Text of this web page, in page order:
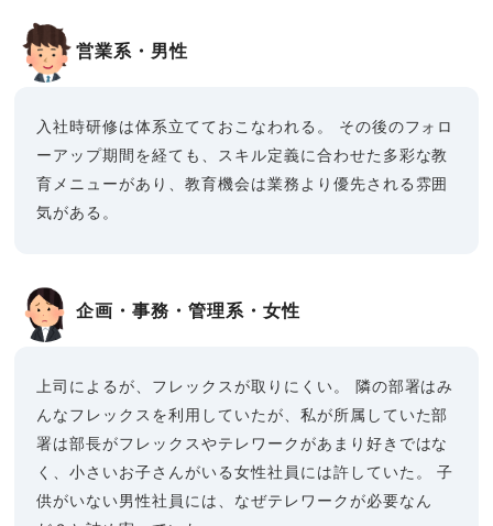
営業系・男性
入社時研修は体系立てておこなわれる。
その後のフォロ
ーアップ期間を経ても、スキル定義に合わせた多彩な教
育メニューがあり、教育機会は業務より優先される雰囲
気がある。
企画・事務・管理系・女性
上司によるが、フレックスが取りにくい。
隣の部署はみ
んなフレックスを利用していたが、私が所属していた部
署は部長がフレックスやテレワークがあまり好きではな
く、小さいお子さんがいる女性社員には許していた。
子
供がいない男性社員には、なぜテレワークが必要なん